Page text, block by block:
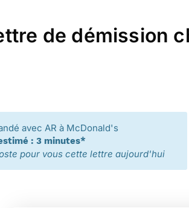
de démission
avec AR à McDonald's
: 3 minutes*
pour vous cette lettre aujourd'hui